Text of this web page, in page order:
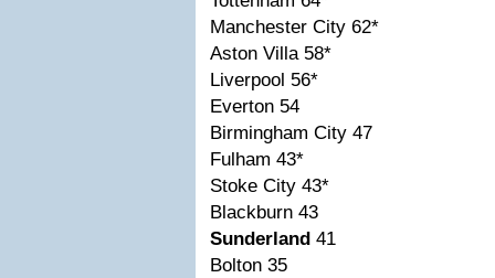
Manchester City 62*
Aston Villa 58*
Liverpool 56*
Everton 54
Birmingham City 47
Fulham 43*
Stoke City 43*
Blackburn 43
Sunderland 41
Bolton 35